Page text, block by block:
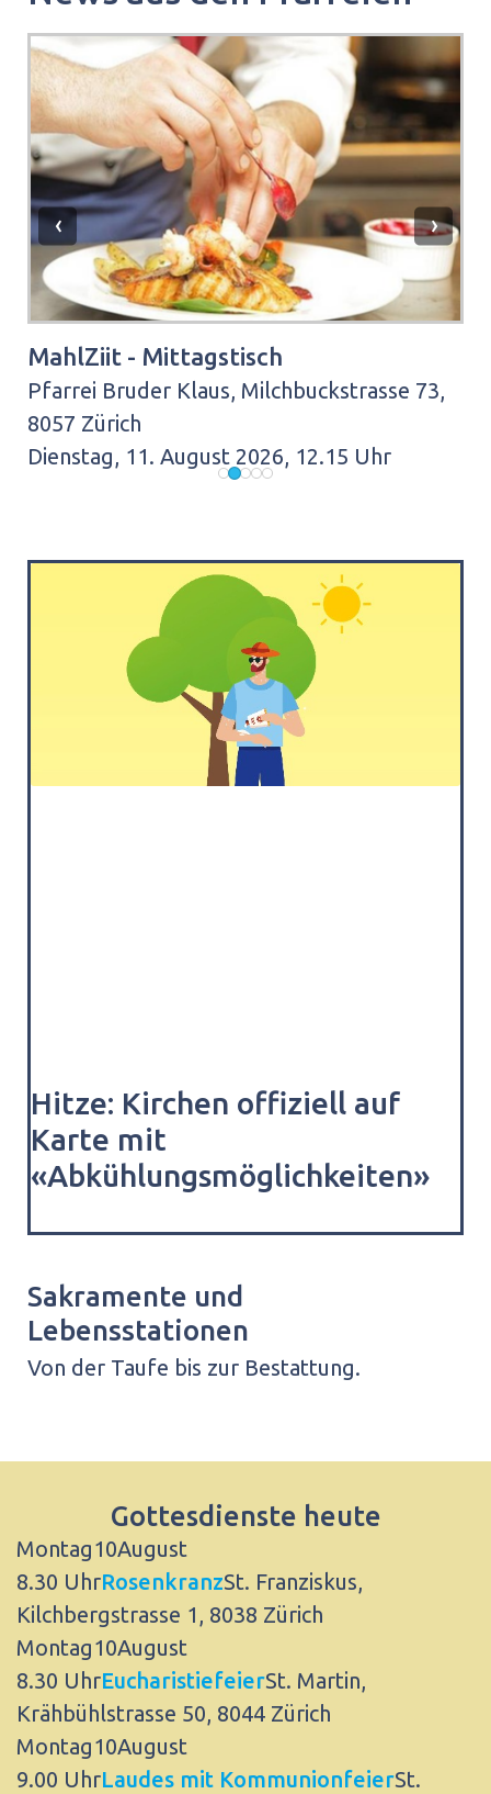
ALZ-Gipfeltreffen: Für Menschen mit
Gedächtnisschwierigkeiten
MahlZiit - Mittagstisch
Pfarrei Bruder Klaus, Milchbuckstrasse 73,
8057 Zürich
Dienstag, 11. August 2026, 12.15 Uhr
"Eine Finsternis brach über das ganze
Land herein"
Kirchenchor-Proben
Grillabend für alle
‹ ›
Hitze: Kirchen offiziell auf
Karte mit
«Abkühlungsmöglichkeiten»
Sakramente und
Lebensstationen
Von der Taufe bis zur Bestattung.
Gottesdienste heute
Montag10August
8.30 UhrRosenkranzSt. Franziskus,
Kilchbergstrasse 1, 8038 Zürich
Montag10August
8.30 UhrEucharistiefeierSt. Martin,
Krähbühlstrasse 50, 8044 Zürich
Montag10August
9.00 UhrLaudes mit KommunionfeierSt.